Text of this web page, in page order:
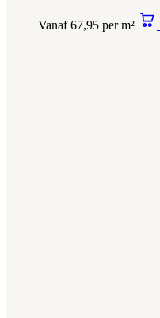
Vanaf 67,95 per m²